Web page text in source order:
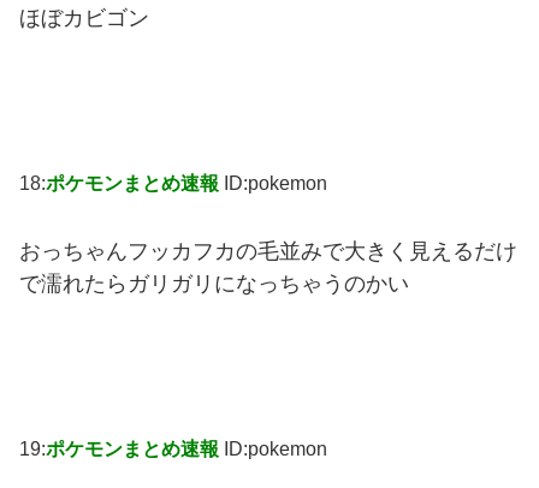
ほぼカビゴン
18:ポケモンまとめ速報 ID:pokemon
おっちゃんフッカフカの毛並みで大きく見えるだけ
で濡れたらガリガリになっちゃうのかい
19:ポケモンまとめ速報 ID:pokemon